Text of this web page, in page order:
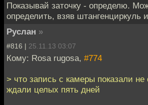
Показывай заточку - определю.
определить, взяв штангенциркуль
Руслан »
#816 | 25.11.13 03:07
Кому: Rosa rugosa, #774
> что запись с камеры показали не
ждали целых пять дней